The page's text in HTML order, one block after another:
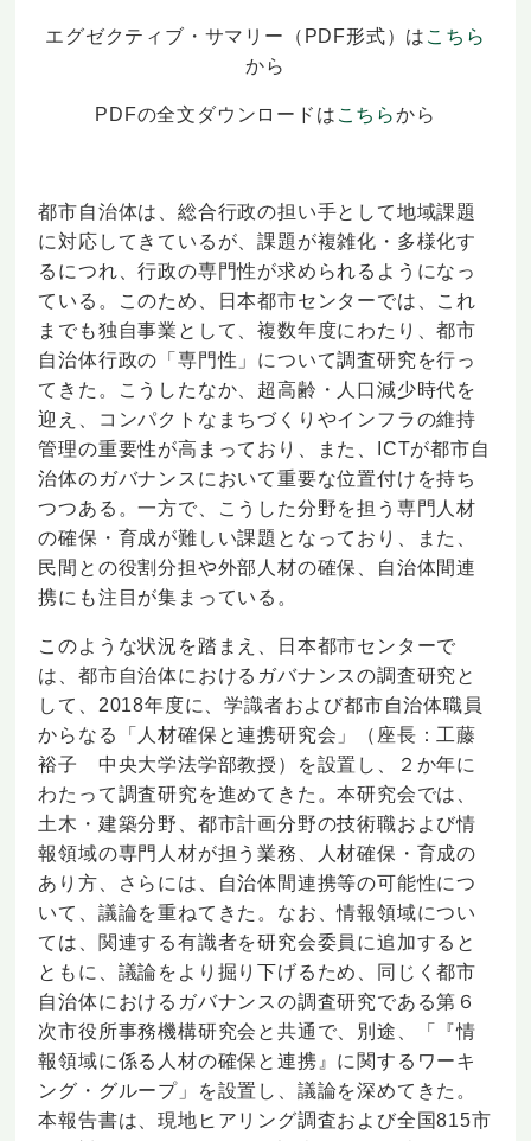
エグゼクティブ・サマリー（PDF形式）は こちら
から
PDFの全文ダウンロードは こちらから
都市自治体は、総合行政の担い手として地域課題
に対応してきているが、課題が複雑化・多様化す
るにつれ、行政の専門性が求められるようになっ
ている。このため、日本都市センターでは、これ
までも独自事業として、複数年度にわたり、都市
自治体行政の「専門性」について調査研究を行っ
てきた。こうしたなか、超高齢・人口減少時代を
迎え、コンパクトなまちづくりやインフラの維持
管理の重要性が高まっており、また、ICTが都市自
治体のガバナンスにおいて重要な位置付けを持ち
つつある。一方で、こうした分野を担う専門人材
の確保・育成が難しい課題となっており、また、
民間との役割分担や外部人材の確保、自治体間連
携にも注目が集まっている。
このような状況を踏まえ、日本都市センターで
は、都市自治体におけるガバナンスの調査研究と
して、2018年度に、学識者および都市自治体職員
からなる「人材確保と連携研究会」（座長：工藤
裕子 中央大学法学部教授）を設置し、２か年に
わたって調査研究を進めてきた。本研究会では、
土木・建築分野、都市計画分野の技術職および情
報領域の専門人材が担う業務、人材確保・育成の
あり方、さらには、自治体間連携等の可能性につ
いて、議論を重ねてきた。なお、情報領域につい
ては、関連する有識者を研究会委員に追加すると
ともに、議論をより掘り下げるため、同じく都市
自治体におけるガバナンスの調査研究である第６
次市役所事務機構研究会と共通で、別途、「『情
報領域に係る人材の確保と連携』に関するワーキ
ング・グループ」を設置し、議論を深めてきた。
本報告書は、現地ヒアリング調査および全国815市